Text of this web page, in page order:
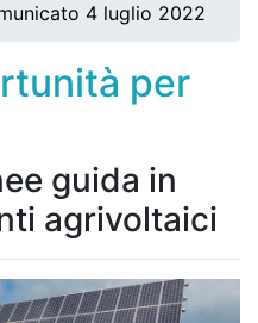
4 luglio 2022
per
guida in
agrivoltaici